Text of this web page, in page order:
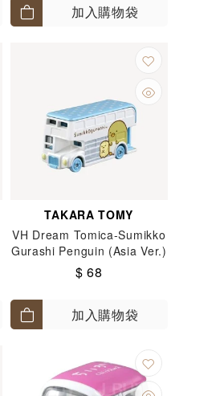
加入購物袋
TAKARA TOMY
VH Dream Tomica-Sumikko
Gurashi Penguin (Asia Ver.)
$ 68
加入購物袋